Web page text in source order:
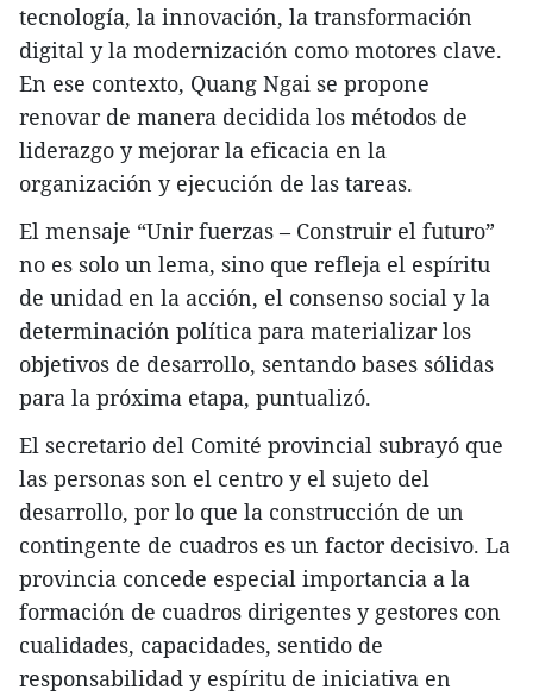
tecnología, la innovación, la transformación
digital y la modernización como motores clave.
En ese contexto, Quang Ngai se propone
renovar de manera decidida los métodos de
liderazgo y mejorar la eficacia en la
organización y ejecución de las tareas.
El mensaje “Unir fuerzas – Construir el futuro”
no es solo un lema, sino que refleja el espíritu
de unidad en la acción, el consenso social y la
determinación política para materializar los
objetivos de desarrollo, sentando bases sólidas
para la próxima etapa, puntualizó.
El secretario del Comité provincial subrayó que
las personas son el centro y el sujeto del
desarrollo, por lo que la construcción de un
contingente de cuadros es un factor decisivo. La
provincia concede especial importancia a la
formación de cuadros dirigentes y gestores con
cualidades, capacidades, sentido de
responsabilidad y espíritu de iniciativa en